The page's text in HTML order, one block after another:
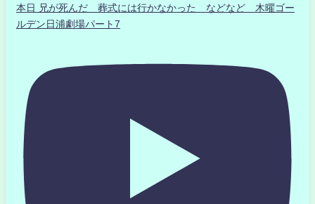
本日 兄が死んだ 葬式には行かなかった などなど 木曜ゴー
ルデン日浦劇場パート7